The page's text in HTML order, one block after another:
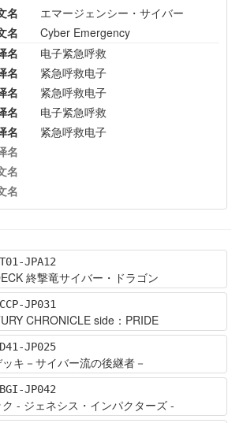
名
エマージェンシー・サイバー
名
Cyber Emergency
名
电子紧急呼救
名
紧急呼救电子
名
紧急呼救电子
名
电子紧急呼救
名
紧急呼救电子
名
名
名
JPA12
終撃竜サイバー・ドラゴン
JP031
CHRONICLE side：PRIDE
JP025
キ－サイバー流の後継者－
JP042
- ジェネシス・インパクターズ -